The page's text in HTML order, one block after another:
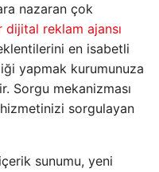
nazaran çok
dijital reklam ajansı
en isabetli
yapmak kurumunuza
Sorgu mekanizması
hizmetinizi sorgulayan
sunumu, yeni